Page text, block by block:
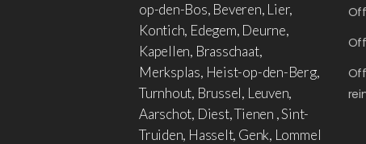
op-den-Bos, Beveren, Lier,
Kontich, Edegem, Deurne,
Kapellen, Brasschaat,
Merksplas, Heist-op-den-Berg,
Turnhout, Brussel, Leuven,
Aarschot, Diest, Tienen , Sint-
Truiden, Hasselt, Genk, Lommel